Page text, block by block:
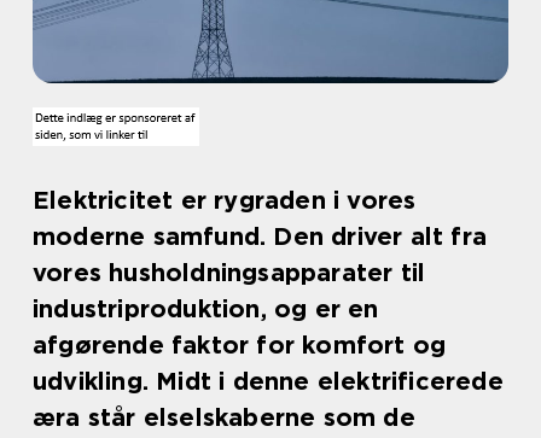
Elektricitet er rygraden i vores
moderne samfund. Den driver alt fra
vores husholdningsapparater til
industriproduktion, og er en
afgørende faktor for komfort og
udvikling. Midt i denne elektrificerede
æra står elselskaberne som de